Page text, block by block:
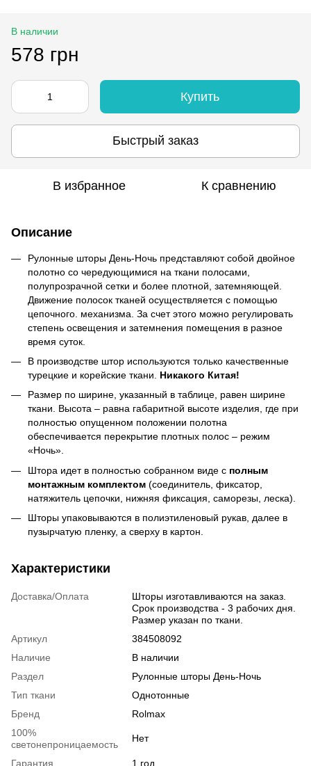
В наличии
578 грн
Купить
Быстрый заказ
В избранное К сравнению
Описание
Рулонные шторы День-Ночь представляют собой двойное
полотно со чередующимися на ткани полосами,
полупрозрачной сетки и более плотной, затемняющей.
Движение полосок тканей осуществляется с помощью
цепочного. механизма. За счет этого можно регулировать
степень освещения и затемнения помещения в разное
время суток.
В производстве штор используются только качественные
турецкие и корейские ткани. Никакого Китая!
Размер по ширине, указанный в таблице, равен ширине
ткани. Высота – равна габаритной высоте изделия, где при
полностью опущенном положении полотна
обеспечивается перекрытие плотных полос – режим
«Ночь».
Штора идет в полностью собранном виде с полным
монтажным комплектом (соединитель, фиксатор,
натяжитель цепочки, нижняя фиксация, саморезы, леска).
Шторы упаковываются в полиэтиленовый рукав, далее в
пузырчатую пленку, а сверху в картон.
Характеристики
Доставка/Оплата
Шторы изготавливаются на заказ.
Срок производства - 3 рабочих дня.
Размер указан по ткани.
Артикул
384508092
Наличие
В наличии
Раздел
Рулонные шторы День-Ночь
Тип ткани
Однотонные
Бренд
Rolmax
100%
светонепроницаемость
Нет
Гарантия 1 год